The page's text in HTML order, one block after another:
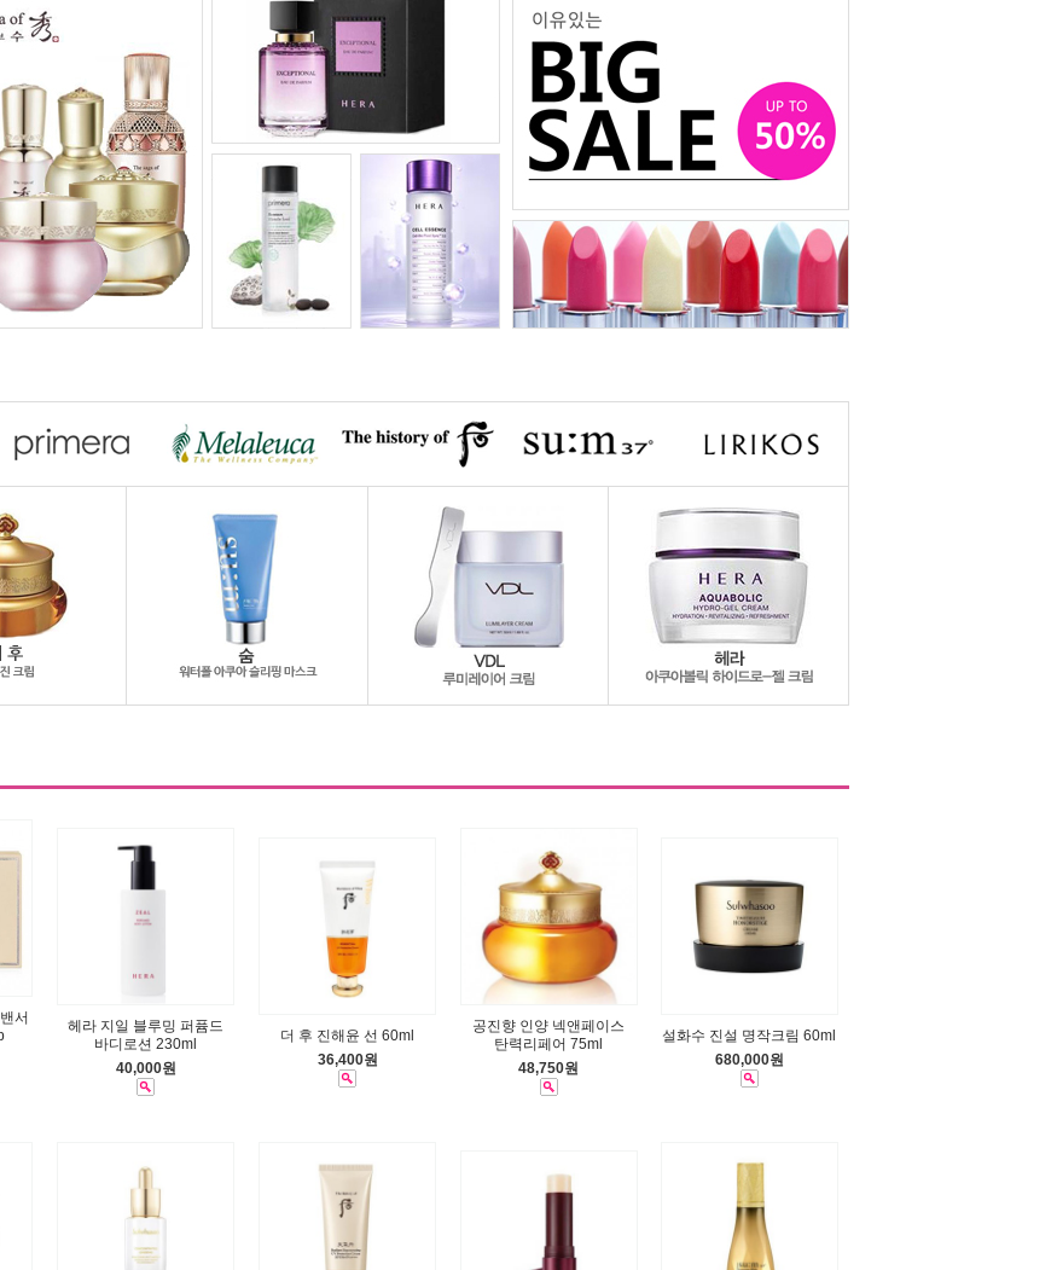
서
헤라 지일 블루밍 퍼퓸드
바디로션 230ml
40,000원
더 후 진해윤 선 60ml
36,400원
공진향 인양 넥앤페이스
탄력리페어 75ml
48,750원
설화수 진설 명작크림 60ml
680,000원